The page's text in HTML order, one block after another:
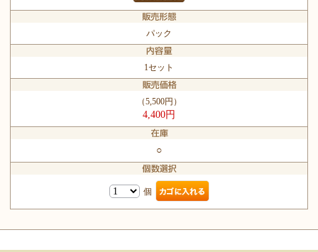
パック
1セット
（5,500円）
4,400円
○
個